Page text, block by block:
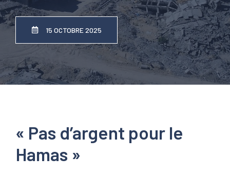
15 OCTOBRE 2025
« Pas d’argent pour le
Hamas »